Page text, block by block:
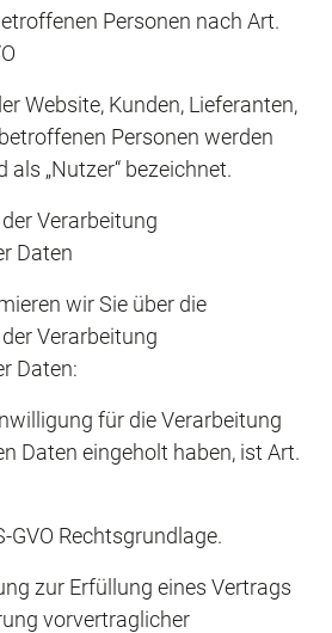
Personen nach Art.
Website, Kunden, Lieferanten,
Personen werden
„Nutzer“ bezeichnet.
Verarbeitung
Daten
wir Sie über die
Verarbeitung
Daten:
für die Verarbeitung
Daten eingeholt haben, ist Art.
GVO Rechtsgrundlage.
zur Erfüllung eines Vertrags
vorvertraglicher